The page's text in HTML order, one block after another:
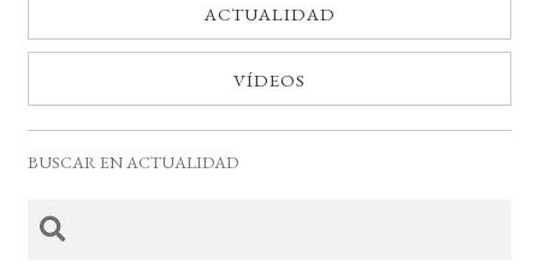
ACTUALIDAD
VÍDEOS
BUSCAR EN ACTUALIDAD